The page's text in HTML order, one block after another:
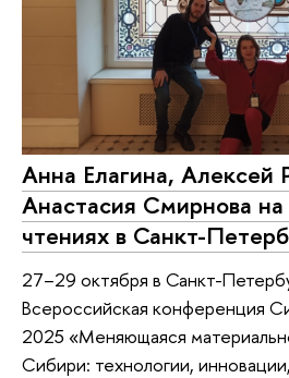
Анна Елагина, Алексей
Анастасия Смирнова
чтениях в Санкт-
27–29 октября в Санкт-
Всероссийская конференция
2025 «Меняющаяся
Сибири: технологии,